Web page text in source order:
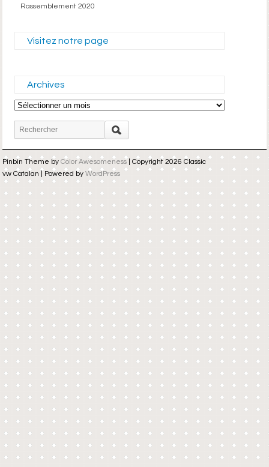
Rassemblement 2020
Visitez notre page
Archives
Archives
Pinbin Theme by Color Awesomeness | Copyright 2026 Classic
vw Catalan | Powered by WordPress